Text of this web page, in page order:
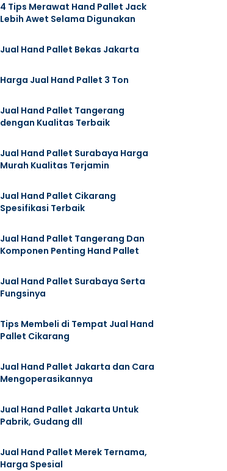
4 Tips Merawat Hand Pallet Jack
Lebih Awet Selama Digunakan
Jual Hand Pallet Bekas Jakarta
Harga Jual Hand Pallet 3 Ton
Jual Hand Pallet Tangerang
dengan Kualitas Terbaik
Jual Hand Pallet Surabaya Harga
Murah Kualitas Terjamin
Jual Hand Pallet Cikarang
Spesifikasi Terbaik
Jual Hand Pallet Tangerang Dan
Komponen Penting Hand Pallet
Jual Hand Pallet Surabaya Serta
Fungsinya
Tips Membeli di Tempat Jual Hand
Pallet Cikarang
Jual Hand Pallet Jakarta dan Cara
Mengoperasikannya
Jual Hand Pallet Jakarta Untuk
Pabrik, Gudang dll
Jual Hand Pallet Merek Ternama,
Harga Spesial